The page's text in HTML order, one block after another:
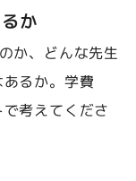
か
か、どんな先生
るか。学費
考えてくださ